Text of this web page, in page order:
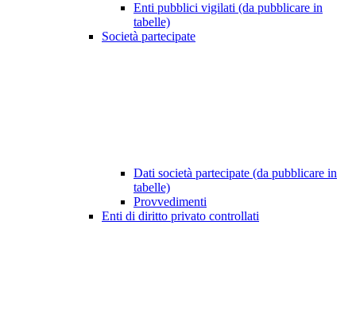
Enti pubblici vigilati (da pubblicare in
tabelle)
Società partecipate
Dati società partecipate (da pubblicare in
tabelle)
Provvedimenti
Enti di diritto privato controllati